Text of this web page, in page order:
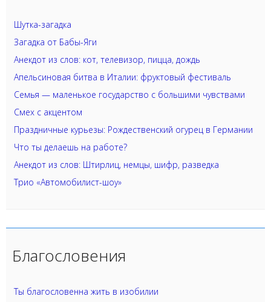
Шутка-загадка
Загадка от Бабы-Яги
Анекдот из слов: кот, телевизор, пицца, дождь
Апельсиновая битва в Италии: фруктовый фестиваль
Семья — маленькое государство с большими чувствами
Смех с акцентом
Праздничные курьезы: Рождественский огурец в Германии
Что ты делаешь на работе?
Анекдот из слов: Штирлиц, немцы, шифр, разведка
Трио «Автомобилист-шоу»
Благословения
Ты благословенна жить в изобилии